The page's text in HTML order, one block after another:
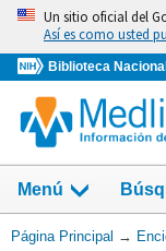
Omita
vaya
al
Contenido
Un sitio oficial del
Así es como usted
Biblioteca
Menú
Usted
Página Principal →